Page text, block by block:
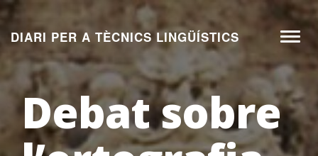
Aneu
contingut
DIARI PER A TÈCNICS LINGÜÍSTICS
Debat sobre